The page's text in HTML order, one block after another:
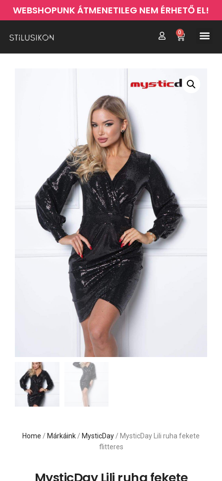
WEBSHOPUNK ÁTMENETILEG NEM ÉRHETŐ EL!
0
Home / Márkáink / MysticDay / MysticDay Lili ruha fekete
flitteres
MysticDay Lili ruha fekete